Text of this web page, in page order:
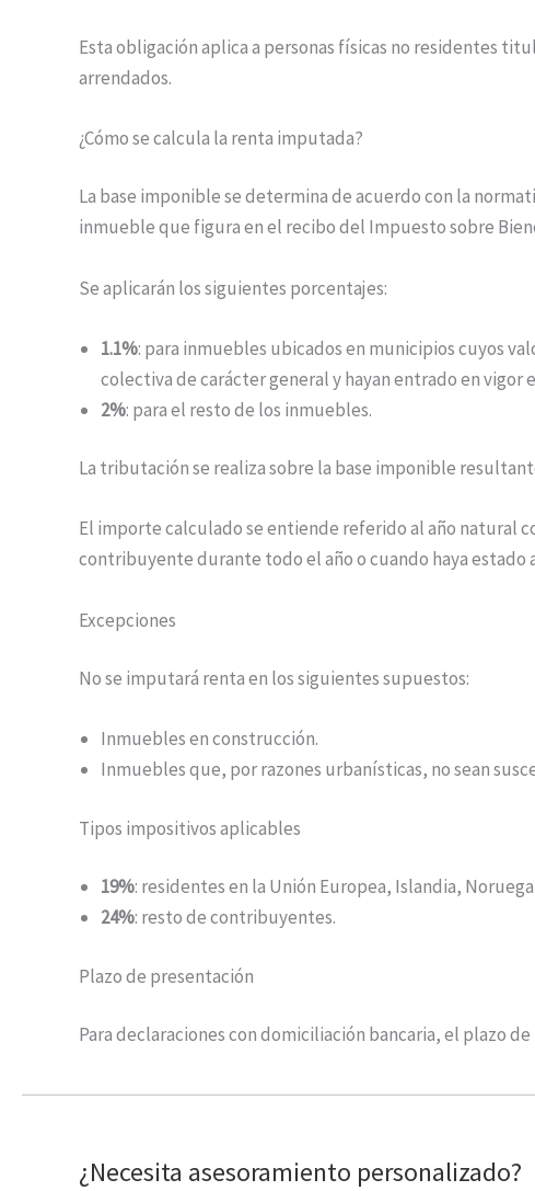
Esta obligación aplica a personas físicas no residentes
arrendados.
¿Cómo se calcula la renta imputada?
La base imponible se determina de acuerdo con la
inmueble que figura en el recibo del Impuesto sobre
Se aplicarán los siguientes porcentajes:
1.1%: para inmuebles ubicados en municipios cuyos
colectiva de carácter general y hayan entrado en
2%: para el resto de los inmuebles.
La tributación se realiza sobre la base imponible
El importe calculado se entiende referido al año natural
contribuyente durante todo el año o cuando haya
Excepciones
No se imputará renta en los siguientes supuestos:
Inmuebles en construcción.
Inmuebles que, por razones urbanísticas, no sean
Tipos impositivos aplicables
19%: residentes en la Unión Europea, Islandia,
24%: resto de contribuyentes.
Plazo de presentación
Para declaraciones con domiciliación bancaria, el plazo
¿Necesita asesoramiento personalizado?